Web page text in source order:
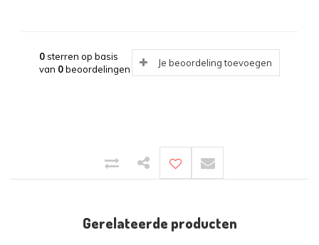
0sterren op basis
van 0beoordelingen
Je beoordeling toevoegen
Gerelateerde producten